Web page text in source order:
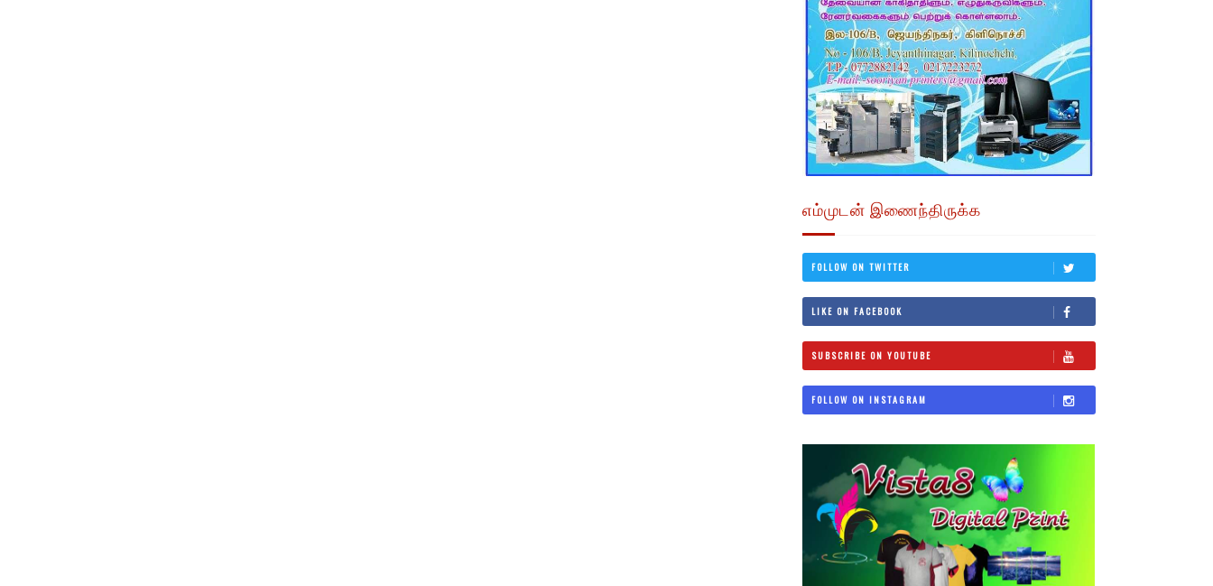
எம்முடன் இணைந்திருக்க
FOLLOW ON TWITTER
LIKE ON FACEBOOK
SUBSCRIBE ON YOUTUBE
FOLLOW ON INSTAGRAM